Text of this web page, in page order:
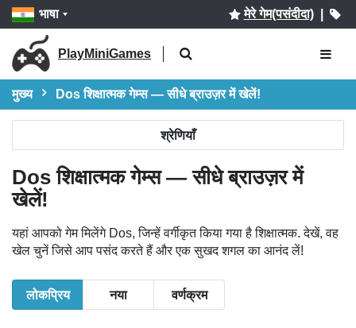
भाषा मेरे गेम(पसंदीदा)|
PlayMiniGames
मुख्य Dos शिक्षात्मक गेम्स — सीधे ब्राउज़र में खेलें!
श्रेणियाँ
Dos शिक्षात्मक गेम्स — सीधे ब्राउज़र में
खेलें!
यहां आपको गेम मिलेंगे Dos, जिन्हें वर्गीकृत किया गया है शिक्षात्मक. देखें, वह
खेल चुनें जिसे आप पसंद करते हैं और एक सुखद शगल का आनंद लें!
लोकप्रिय नया वर्णक्रम